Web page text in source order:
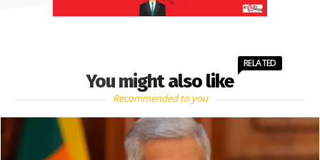
You might also like
RELATED
Recommended to you